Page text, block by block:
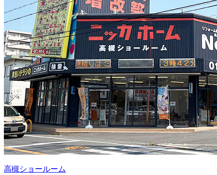
高槻ショールーム